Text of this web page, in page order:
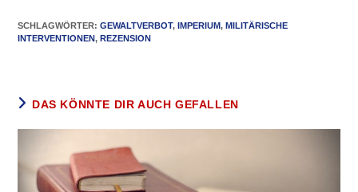
SCHLAGWÖRTER:GEWALTVERBOT, IMPERIUM, MILITÄRISCHE
INTERVENTIONEN, REZENSION
DAS KÖNNTE DIR AUCH GEFALLEN